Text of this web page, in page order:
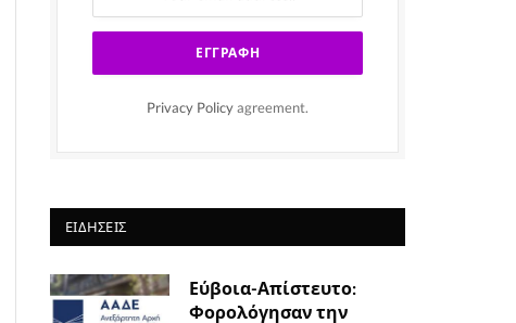
Privacy Policy agreement.
ΕΙΔΉΣΕΙΣ
Εύβοια-Απίστευτο:
Φορολόγησαν την